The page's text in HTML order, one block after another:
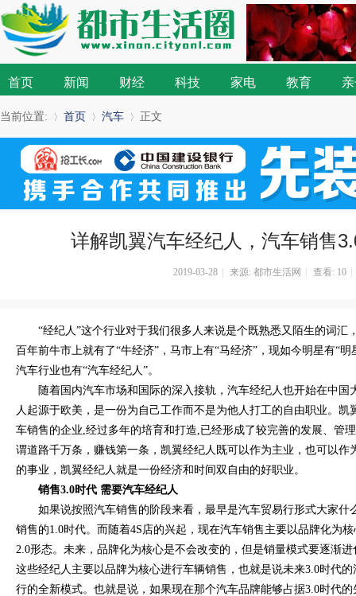
首页 新闻 财经 科技 家电 教育
当前位置: 首页
›
汽车
›
正文
详解凯翼汽车经纪人，汽车销售
2019-03-28 来源: 都市生活网 查看: 10
“经纪人”这个行业对于我们很多人来说是个既熟悉又陌生的词汇
百年前牛市上就有了“牛经济”，马市上有“马经济”，现如今明星有“
汽车行业也有“汽车经纪人”。
随着国内汽车市场和国际的深入接轨，汽车经纪人也开始在中
人起源于欧美，是一份为自己工作而不是为他人打工的自由职业。
车销售的企业,经过多年的培育和打造,已经形成了较完善的发展、管
谓道路千万条，赚钱第一条，凯翼经纪人既可以作为主业，也可以作
的事业，凯翼经纪人就是一份经济和时间双自由的好职业。
销售3.0时代 需要汽车经纪人
如果说按照汽车销售的阶段来看，最早是汽车贸易行形式大家什
销售的1.0时代。而随着4S店的兴起，现在汽车销售主要以品牌化为
2.0形态。未来，品牌化为核心是不会改变的，但是销量模式要逐渐
这些经纪人主要以品牌为核心进行车辆销售，也就是说未来3.0时代
行的全新模式。也就是说，如果现在那个汽车品牌能够占据3.0时代